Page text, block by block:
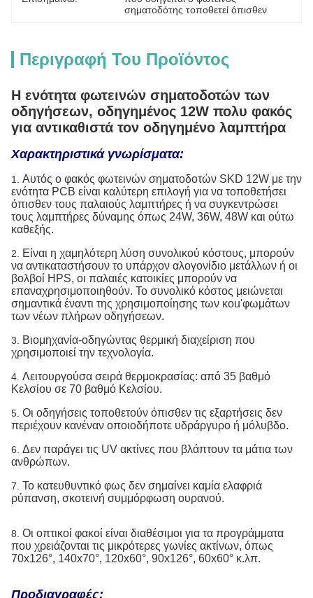
σηματοδότης τοποθετεί όπισθεν
Περιγραφή Του Προϊόντος
Η ενότητα φωτεινών σηματοδοτών των
οδηγήσεων, οδηγημένος 12W πολυ φακός
για αντικαθιστά τον οδηγημένο λαμπτήρα
Χαρακτηριστικά γνωρίσματα:
1. Αυτός ο φακός φωτεινών σηματοδοτών SKD 12W με την
ενότητα PCB είναι καλύτερη επιλογή για να τοποθετήσει
όπισθεν τους παλαιούς λαμπτήρες ή να συγκεντρώσει
τους λαμπτήρες δύναμης όπως 24W, 36W, 48W και ούτω
καθεξής.
2.
Είναι η χαμηλότερη λύση συνολικού κόστους, μπορούν
να αντικαταστήσουν το υπάρχον αλογονίδιο μετάλλων ή οι
βολβοί HPS, οι παλαιές κατοικίες μπορούν να
επαναχρησιμοποιηθούν. Το συνολικό κόστος μειώνεται
σημαντικά έναντι της χρησιμοποίησης των κοu'φωμάτων
των νέων πλήρων οδηγήσεων.
3.
Βιομηχανία-οδηγώντας θερμική διαχείριση που
χρησιμοποιεί την τεχνολογία.
4. Λειτουργούσα σειρά θερμοκρασίας: από 35 βαθμό
Κελσίου σε 70 βαθμό Κελσίου.
5. Οι οδηγήσεις τοποθετούν όπισθεν τις εξαρτήσεις δεν
περιέχουν κανέναν οποιοδήποτε υδράργυρο ή μόλυβδο.
6. Δεν παράγει τις UV ακτίνες που βλάπτουν τα μάτια των
ανθρώπων.
7. Το κατευθυντικό φως δεν σημαίνει καμία ελαφριά
ρύπανση, σκοτεινή συμμόρφωση ουρανού.
8. Οι οπτικοί φακοί είναι διαθέσιμοι για τα προγράμματα
που χρειάζονται τις μικρότερες γωνίες ακτίνων, όπως
70x126°, 140x70°, 120x60°, 90x126°, 60x60° κ.λπ.
Προδιαγραφές: